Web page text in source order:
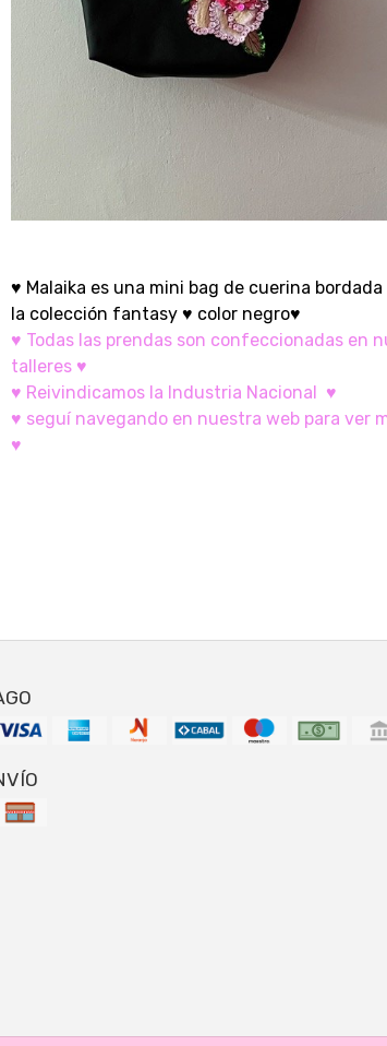
♥ Malaika es una mini bag de cuerina bordada
la colección fantasy ♥ color negro♥
♥ Todas las prendas son confeccionadas en
talleres ♥
♥ Reivindicamos la Industria Nacional ♥
♥ seguí navegando en nuestra web para ver
♥